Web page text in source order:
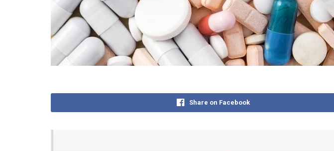
Share on Facebook